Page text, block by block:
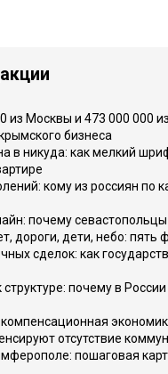
из Москвы и 473 000 000
бизнеса
в никуда: как мелкий
кому из россиян по
почему
дороги, дети, небо: пять
сделок: как
структуре: почему в
отсутствие
пошаговая